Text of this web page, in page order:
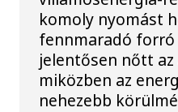
komoly nyomást
fennmaradó
jelentősen nőtt az
miközben az
nehezebb